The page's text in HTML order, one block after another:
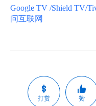
Google TV /Shield TV/
问互联网
打赏 赞